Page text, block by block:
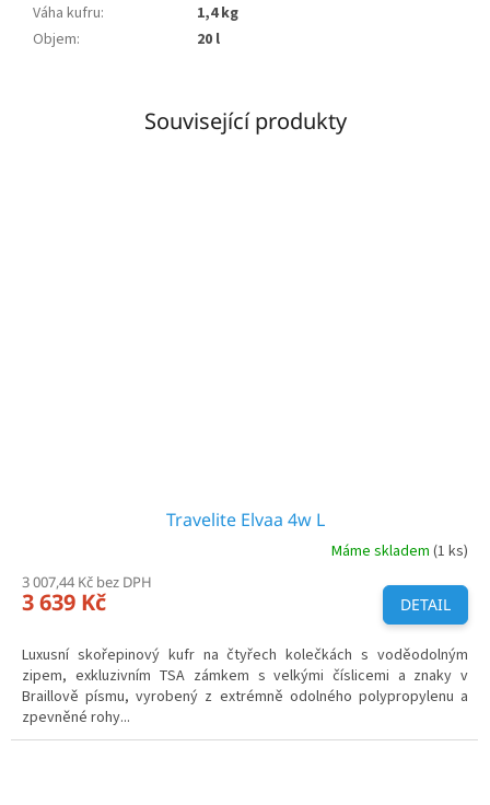
Související produkty
Travelite Elvaa 4w L
Máme skladem (1 ks)
3 007,44 Kč bez DPH
3 639 Kč DETAIL
Luxusní skořepinový kufr na čtyřech kolečkách s voděodolným
zipem, exkluzivním TSA zámkem s velkými číslicemi a znaky v
Braillově písmu, vyrobený z extrémně odolného polypropylenu a
zpevněné rohy...
Váha kufru:
1,4 kg
Objem: 20 l